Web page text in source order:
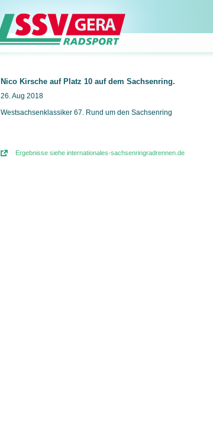
Nico Kirsche auf Platz 10 auf dem Sachsenring.
26. Aug 2018
Westsachsenklassiker 67. Rund um den Sachsenring
Ergebnisse siehe internationales-sachsenringradrennen.de